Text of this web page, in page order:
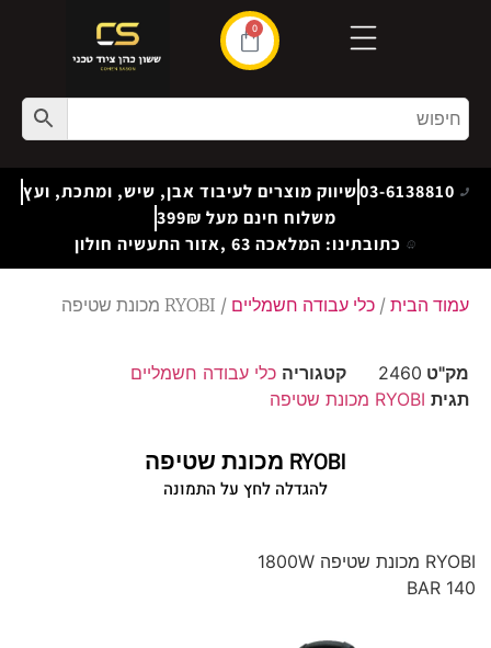
0
03-6138810שיווק מוצרים לעיבוד אבן, שיש, ומתכת, ועץ
משלוח חינם מעל 399₪
כתובתינו: המלאכה 63 ,אזור התעשיה חולון
עמוד הבית / כלי עבודה חשמליים / RYOBI מכונת שטיפה
מק"ט 2460 קטגוריה כלי עבודה חשמליים
תגית RYOBI מכונת שטיפה
RYOBI מכונת שטיפה
להגדלה לחץ על התמונה
RYOBI מכונת שטיפה 1800W
140 BAR